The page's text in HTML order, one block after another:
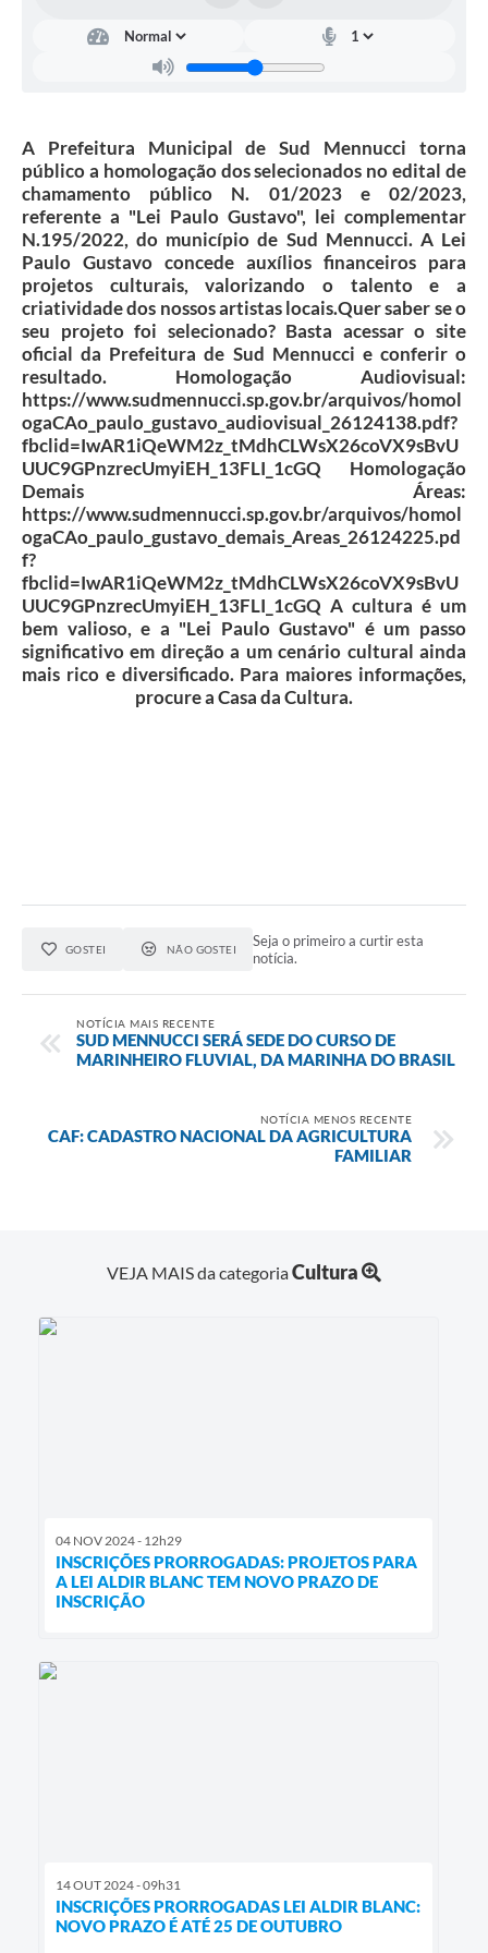
Transparência PNAB
DOWNLOAD VTN RURAL
ATRIBUIÇÃO DE AULAS
CEP POR ENDEREÇO
ALDIR BLANC
A Prefeitura
Convênios
ORÇAMENTO PARTICIPATIVO 2026
Contato
Sistemas Prefeitura
Prestação de Contas
Gestão em Saúde
SEBRAE AQUI
A Prefeitura Municipal de Sud Mennucci torna
público a homologação dos selecionados no edital de
chamamento público N. 01/2023 e 02/2023,
referente a "Lei Paulo Gustavo", lei complementar
N.195/2022, do município de Sud Mennucci. A Lei
Paulo Gustavo concede auxílios financeiros para
projetos culturais, valorizando o talento e a
criatividade dos nossos artistas locais.Quer saber se o
seu projeto foi selecionado? Basta acessar o site
oficial da Prefeitura de Sud Mennucci e conferir o
resultado. Homologação Audiovisual:
https://www.sudmennucci.sp.gov.br/arquivos/homol
ogaCAo_paulo_gustavo_audiovisual_26124138.pdf?
fbclid=IwAR1iQeWM2z_tMdhCLWsX26coVX9sBvU
UUC9GPnzrecUmyiEH_13FLI_1cGQ Homologação
Demais Áreas:
https://www.sudmennucci.sp.gov.br/arquivos/homol
ogaCAo_paulo_gustavo_demais_Areas_26124225.pd
f?
fbclid=IwAR1iQeWM2z_tMdhCLWsX26coVX9sBvU
UUC9GPnzrecUmyiEH_13FLI_1cGQ A cultura é um
bem valioso, e a "Lei Paulo Gustavo" é um passo
significativo em direção a um cenário cultural ainda
mais rico e diversificado. Para maiores informações,
procure a Casa da Cultura.
GOSTEI NÃO GOSTEI
Seja o primeiro a curtir esta
notícia.
NOTÍCIA MAIS RECENTE
SUD MENNUCCI SERÁ SEDE DO CURSO DE
MARINHEIRO FLUVIAL, DA MARINHA DO BRASIL
NOTÍCIA MENOS RECENTE
CAF: CADASTRO NACIONAL DA AGRICULTURA
FAMILIAR
VEJA MAIS da categoriaCultura
04 NOV 2024 - 12h29
INSCRIÇÕES PRORROGADAS: PROJETOS PARA
A LEI ALDIR BLANC TEM NOVO PRAZO DE
INSCRIÇÃO
14 OUT 2024 - 09h31
INSCRIÇÕES PRORROGADAS LEI ALDIR BLANC:
NOVO PRAZO É ATÉ 25 DE OUTUBRO